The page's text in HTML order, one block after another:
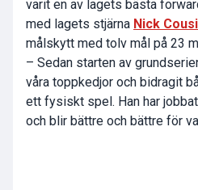
varit en av lagets bästa
med lagets stjärna Nick
målskytt med tolv mål på 23
– Sedan starten av
våra toppkedjor och bidragit
ett fysiskt spel. Han har
och blir bättre och bättre för